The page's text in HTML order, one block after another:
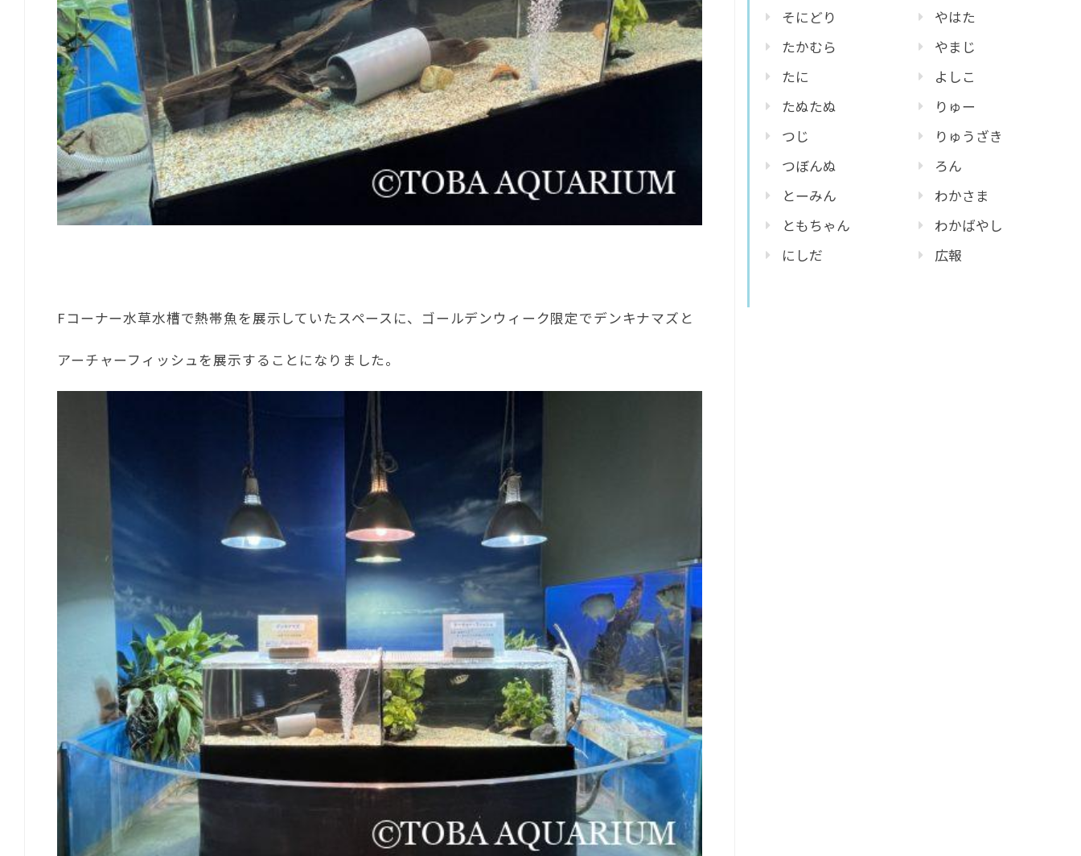
Fコーナー水草水槽で熱帯魚を展示していたスペースに、ゴールデンウィーク限定でデンキナマズと
アーチャーフィッシュを展示することになりました。
そにどり
たかむら
たに
たぬたぬ
つじ
つぼんぬ
とーみん
ともちゃん
にしだ
やはた
やまじ
よしこ
りゅー
りゅうざき
ろん
わかさま
わかばやし
広報